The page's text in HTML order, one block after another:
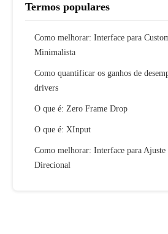
Termos populares
Como melhorar: Interface para
Minimalista
Como quantificar os ganhos de
drivers
O que é: Zero Frame Drop
O que é: XInput
Como melhorar: Interface para Ajuste
Direcional